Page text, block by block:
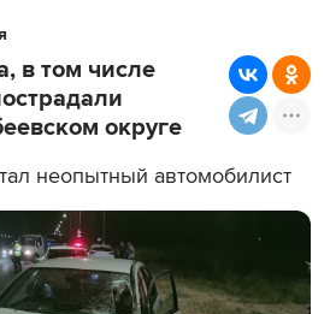
в том числе
округе
неопытный автомобилист